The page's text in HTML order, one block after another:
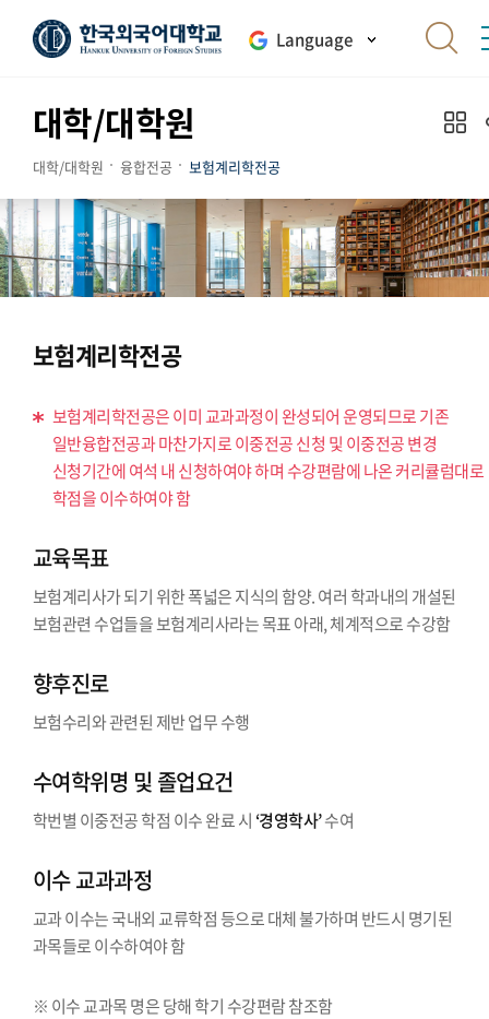
Language
대학/대학원
대학/대학원 융합전공 보험계리학전공
보험계리학전공
보험계리학전공은 이미 교과과정이 완성되어 운영되므로 기존
일반융합전공과 마찬가지로 이중전공 신청 및 이중전공 변경
신청기간에 여석 내 신청하여야 하며 수강편람에 나온 커리큘럼대로
학점을 이수하여야 함
교육목표
보험계리사가 되기 위한 폭넓은 지식의 함양. 여러 학과내의 개설된
보험관련 수업들을 보험계리사라는 목표 아래, 체계적으로 수강함
향후진로
보험수리와 관련된 제반 업무 수행
수여학위명 및 졸업요건
학번별 이중전공 학점 이수 완료 시 ‘경영학사’수여
이수 교과과정
교과 이수는 국내외 교류학점 등으로 대체 불가하며 반드시 명기된
과목들로 이수하여야 함
※ 이수 교과목 명은 당해 학기 수강편람 참조함